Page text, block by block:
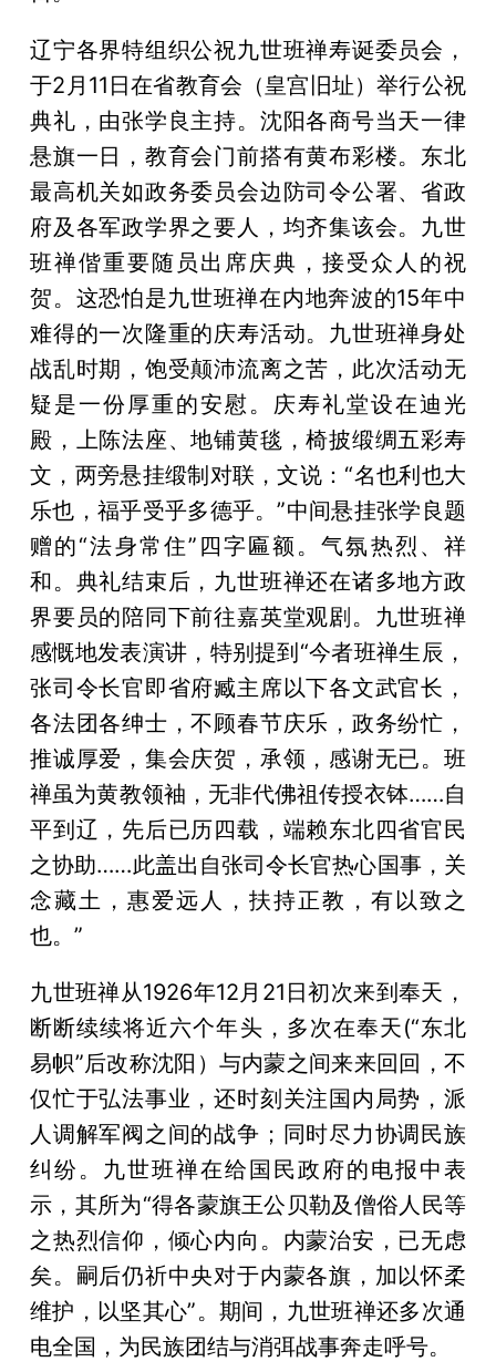
辽宁各界特组织公祝九世班禅寿诞委员会，
于2月11日在省教育会（皇宫旧址）举行公祝
典礼，由张学良主持。沈阳各商号当天一律
悬旗一日，教育会门前搭有黄布彩楼。东北
最高机关如政务委员会边防司令公署、省政
府及各军政学界之要人，均齐集该会。九世
班禅偕重要随员出席庆典，接受众人的祝
贺。这恐怕是九世班禅在内地奔波的15年中
难得的一次隆重的庆寿活动。九世班禅身处
战乱时期，饱受颠沛流离之苦，此次活动无
疑是一份厚重的安慰。庆寿礼堂设在迪光
殿，上陈法座、地铺黄毯，椅披缎绸五彩寿
文，两旁悬挂缎制对联，文说：“名也利也大
乐也，福乎受乎多德乎。”中间悬挂张学良题
赠的“法身常住”四字匾额。气氛热烈、祥
和。典礼结束后，九世班禅还在诸多地方政
界要员的陪同下前往嘉英堂观剧。九世班禅
感慨地发表演讲，特别提到“今者班禅生辰，
张司令长官即省府臧主席以下各文武官长，
各法团各绅士，不顾春节庆乐，政务纷忙，
推诚厚爱，集会庆贺，承领，感谢无已。班
禅虽为黄教领袖，无非代佛祖传授衣钵……自
平到辽，先后已历四载，端赖东北四省官民
之协助……此盖出自张司令长官热心国事，关
念藏土，惠爱远人，扶持正教，有以致之
也。”
九世班禅从1926年12月21日初次来到奉天，
断断续续将近六个年头，多次在奉天(“东北
易帜”后改称沈阳）与内蒙之间来来回回，不
仅忙于弘法事业，还时刻关注国内局势，派
人调解军阀之间的战争；同时尽力协调民族
纠纷。九世班禅在给国民政府的电报中表
示，其所为“得各蒙旗王公贝勒及僧俗人民等
之热烈信仰，倾心内向。内蒙治安，已无虑
矣。嗣后仍祈中央对于内蒙各旗，加以怀柔
维护，以坚其心”。期间，九世班禅还多次通
电全国，为民族团结与消弭战事奔走呼号。